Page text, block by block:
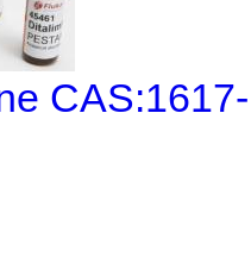
CAS:1617-